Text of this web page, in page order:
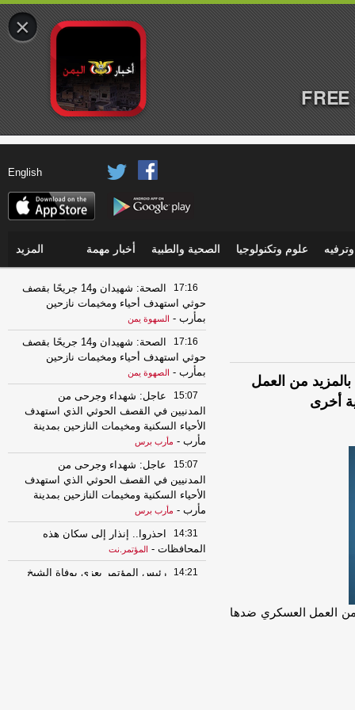
English
علوم وتكنولوجيا الصحية والطبية أخبار مهمة المزيد
من العمل
أخرى
من العمل العسكري ضدها
17:16
الصحة: شهيدان و14 جريحًا بقصف
حوثي استهدف أحياء ومخيمات نازحين
بمأرب - السهوة يمن
17:16
الصحة: شهيدان و14 جريحًا بقصف
حوثي استهدف أحياء ومخيمات نازحين
بمأرب - الصهوة يمن
15:07
عاجل: شهداء وجرحى من
المدنيين في القصف الحوثي الذي استهدف
الأحياء السكنية ومخيمات النازحين بمدينة
مأرب - مأرب برس
15:07
عاجل: شهداء وجرحى من
المدنيين في القصف الحوثي الذي استهدف
الأحياء السكنية ومخيمات النازحين بمدينة
مأرب - مأرب برس
14:31
احذروا.. إنذار إلى سكان هذه
المحافظات - المؤتمر.نت
14:21
رئيس المؤتمر يعزي بوفاة الشيخ
×